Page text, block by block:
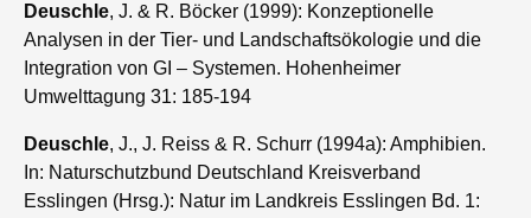
Deuschle, J. & R. Böcker (1999): Konzeptionelle
Analysen in der Tier- und Landschaftsökologie und die
Integration von GI – Systemen. Hohenheimer
Umwelttagung 31: 185-194
Deuschle, J., J. Reiss & R. Schurr (1994a): Amphibien.
In: Naturschutzbund Deutschland Kreisverband
Esslingen (Hrsg.): Natur im Landkreis Esslingen Bd. 1: